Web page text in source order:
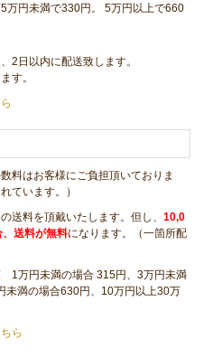
万円未満で330円。 5万円以上で660
2日以内に配送致します。
す。
料はお客様にご負担頂いておりま
ています。）
送料を頂戴いたします。但し、10,0
送料が無料になります。（一箇所配
1万円未満の場合 315円、3万円未満
未満の場合630円、10万円以上30万
ら